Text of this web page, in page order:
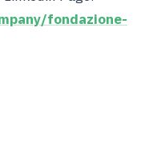
fondazione-